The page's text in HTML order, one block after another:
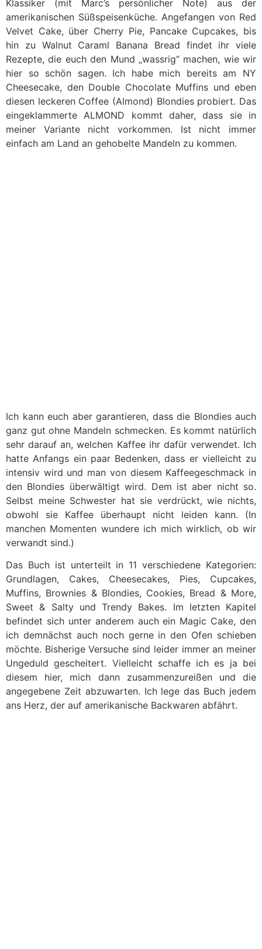
Klassiker (mit Marc’s persönlicher Note) aus der
amerikanischen Süßspeisenküche. Angefangen von Red
Velvet Cake, über Cherry Pie, Pancake Cupcakes, bis
hin zu Walnut Caraml Banana Bread findet ihr viele
Rezepte, die euch den Mund „wassrig“ machen, wie wir
hier so schön sagen. Ich habe mich bereits am NY
Cheesecake, den Double Chocolate Muffins und eben
diesen leckeren Coffee (Almond) Blondies probiert. Das
eingeklammerte ALMOND kommt daher, dass sie in
meiner Variante nicht vorkommen. Ist nicht immer
einfach am Land an gehobelte Mandeln zu kommen.
Ich kann euch aber garantieren, dass die Blondies auch
ganz gut ohne Mandeln schmecken. Es kommt natürlich
sehr darauf an, welchen Kaffee ihr dafür verwendet. Ich
hatte Anfangs ein paar Bedenken, dass er vielleicht zu
intensiv wird und man von diesem Kaffeegeschmack in
den Blondies überwältigt wird. Dem ist aber nicht so.
Selbst meine Schwester hat sie verdrückt, wie nichts,
obwohl sie Kaffee überhaupt nicht leiden kann. (In
manchen Momenten wundere ich mich wirklich, ob wir
verwandt sind.)
Das Buch ist unterteilt in 11 verschiedene Kategorien:
Grundlagen, Cakes, Cheesecakes, Pies, Cupcakes,
Muffins, Brownies & Blondies, Cookies, Bread & More,
Sweet & Salty und Trendy Bakes. Im letzten Kapitel
befindet sich unter anderem auch ein Magic Cake, den
ich demnächst auch noch gerne in den Ofen schieben
möchte. Bisherige Versuche sind leider immer an meiner
Ungeduld gescheitert. Vielleicht schaffe ich es ja bei
diesem hier, mich dann zusammenzureißen und die
angegebene Zeit abzuwarten. Ich lege das Buch jedem
ans Herz, der auf amerikanische Backwaren abfährt.